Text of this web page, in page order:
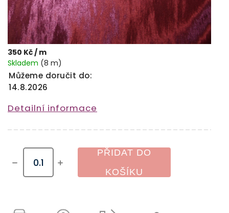
350 Kč/ m
Skladem (8 m)
Můžeme doručit do:
14.8.2026
PŘIDAT DO
KOŠÍKU
Detailní informace